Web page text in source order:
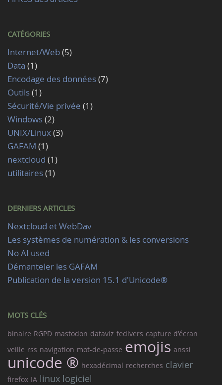
CATÉGORIES
Internet/Web(5)
Data (1)
Encodage des données(7)
Outils(1)
Sécurité/Vie privée (1)
Windows(2)
UNIX/Linux(3)
GAFAM (1)
nextcloud (1)
utilitaires(1)
DERNIERS ARTICLES
Nextcloud et WebDav
Les systèmes de numération & les conversions
No AI used
Démanteler les GAFAM
Publication de la version 15.1 d'Unicode®
MOTS CLÉS
binaire RGPD mastodon dataviz fedivers capture d'écran
veille rss navigation mot-de-passe emojis anssi
unicode ® hexadécimal recherches clavier
firefox IA linux logiciel